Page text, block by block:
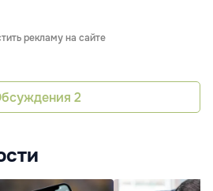
рекламу на сайте
2